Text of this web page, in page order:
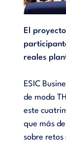
El
reales
ESIC
de moda
este
que más de
sobre